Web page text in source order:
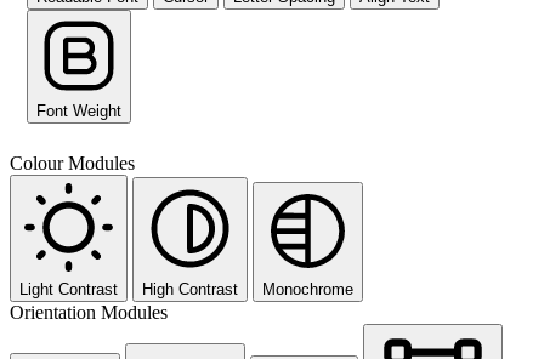
Font Weight
Colour Modules
Light Contrast High Contrast Monochrome
Orientation Modules